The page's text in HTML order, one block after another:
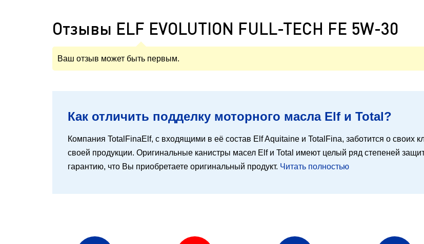
Отзывы ELF EVOLUTION FULL-TECH FE 5W-30
Ваш отзыв может быть первым.
Как отличить подделку моторного масла Elf и Total?
Компания TotalFinaElf, с входящими в её состав Elf Aquitaine и TotalFina, заботится о своих
своей продукции. Оригинальные канистры масел Elf и Total имеют целый ряд степеней
гарантию, что Вы приобретаете оригинальный продукт. Читать полностью